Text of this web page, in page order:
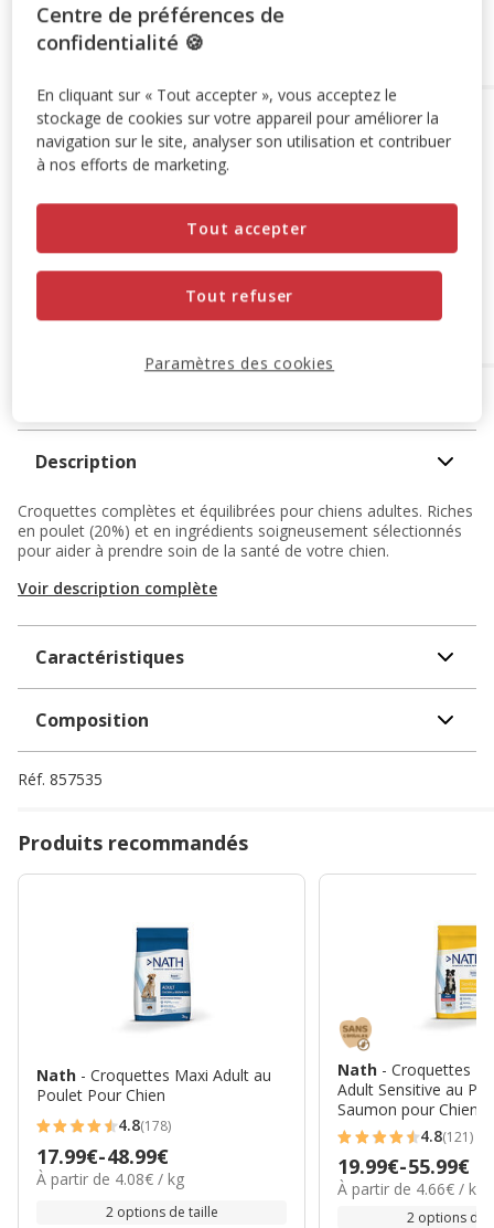
Ajouter au panier
Options de livraison Détails livraison
Retrait en magasin
Disponible
Voir la disponibilité en magasin
OFFERT
Livraison dans 72h offert dès 69€ d'achat
Livraison à domicile
Expédition sous 24h ouvrées
Description
Croquettes complètes et équilibrées pour chiens adultes. Riches
en poulet (20%) et en ingrédients soigneusement sélectionnés
pour aider à prendre soin de la santé de votre chien.
Voir description complète
Caractéristiques
Composition
Réf. 857535
Produits recommandés
Nath - Croquettes Maxi Adult au
Poulet Pour Chien
4.8
étoiles
avec
4.8(178)
Prix
de
17.99€-48.99€
4.08€
À partir de 4.08€ / kg
2 options de taille
Nath - Croquettes
Adult Sensitive au
Saumon pour Chien
4.8
étoiles
avec
4.8(121)
Prix
de
19.99€-55.99€
4.66€
À partir de 4.66€ / kg
2 options de
Centre de préférences de
confidentialité 🍪
En cliquant sur « Tout accepter », vous acceptez le
stockage de cookies sur votre appareil pour améliorer la
navigation sur le site, analyser son utilisation et contribuer
à nos efforts de marketing.
Tout refuser
Tout accepter
Paramètres des cookies